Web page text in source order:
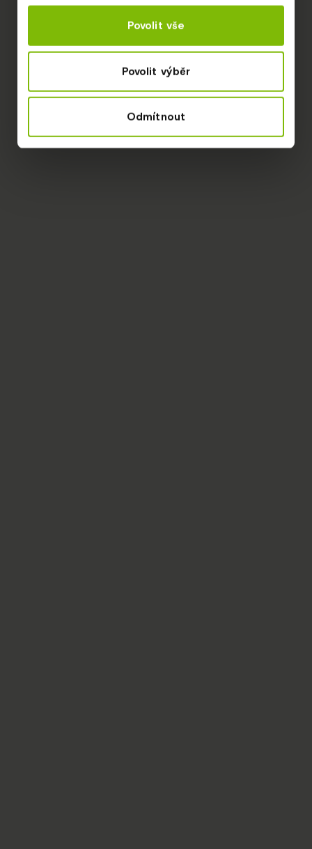
Povolit vše
Povolit výběr
Odmítnout